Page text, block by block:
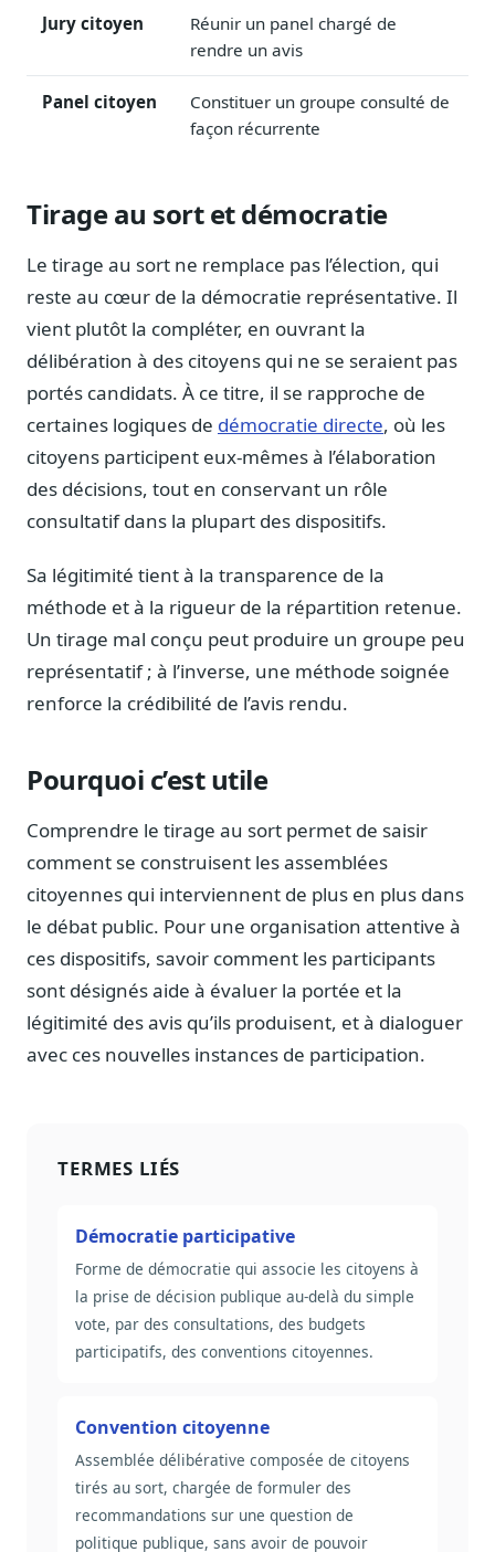
Charte IA
Fiabilité, souveraineté, sobriété
Sécurité
Hébergement européen, RGPD
Jury citoyen
Réunir un panel chargé de
rendre un avis
Panel citoyen
Constituer un groupe consulté de
façon récurrente
Tirage au sort et démocratie
Le tirage au sort ne remplace pas l’élection, qui
reste au cœur de la démocratie représentative. Il
vient plutôt la compléter, en ouvrant la
délibération à des citoyens qui ne se seraient pas
portés candidats. À ce titre, il se rapproche de
certaines logiques de démocratie directe, où les
citoyens participent eux-mêmes à l’élaboration
des décisions, tout en conservant un rôle
consultatif dans la plupart des dispositifs.
Sa légitimité tient à la transparence de la
méthode et à la rigueur de la répartition retenue.
Un tirage mal conçu peut produire un groupe peu
représentatif ; à l’inverse, une méthode soignée
renforce la crédibilité de l’avis rendu.
Pourquoi c’est utile
Comprendre le tirage au sort permet de saisir
comment se construisent les assemblées
citoyennes qui interviennent de plus en plus dans
le débat public. Pour une organisation attentive à
ces dispositifs, savoir comment les participants
sont désignés aide à évaluer la portée et la
légitimité des avis qu’ils produisent, et à dialoguer
avec ces nouvelles instances de participation.
TERMES LIÉS
Démocratie participative
Forme de démocratie qui associe les citoyens à
la prise de décision publique au-delà du simple
vote, par des consultations, des budgets
participatifs, des conventions citoyennes.
Convention citoyenne
Assemblée délibérative composée de citoyens
tirés au sort, chargée de formuler des
recommandations sur une question de
politique publique, sans avoir de pouvoir